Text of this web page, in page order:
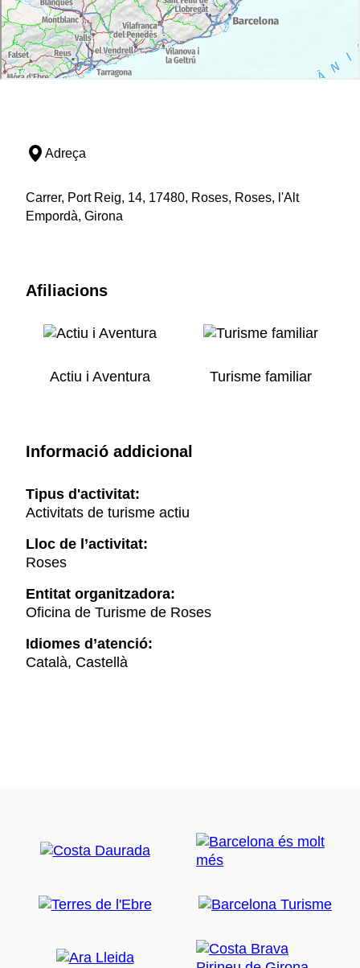
Adreça
Carrer, Port Reig, 14, 17480, Roses, Roses, l'Alt
Empordà, Girona
Afiliacions
Actiu i Aventura Turisme familiar
Informació addicional
Tipus d'activitat:
Activitats de turisme actiu
Lloc de l’activitat:
Roses
Entitat organitzadora:
Oficina de Turisme de Roses
Idiomes d’atenció:
Català, Castellà